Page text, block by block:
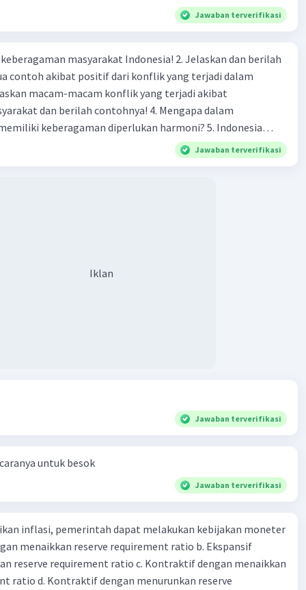
alasannya
Jawaban terverifikasi
masyarakat Indonesia! 2. Jelaskan dan berilah
contoh akibat positif dari konflik yang terjadi dalam
dan berilah contohnya! 4. Mengapa dalam
keberagaman diperlukan harmoni? 5. Indonesia
yang kaya akan keberagaman baik dilihat dari agama, suku,
Berdasarkan pernyataan tersebut, apa yang dapat
Jawaban terverifikasi
Iklan
Jawaban terverifikasi
untuk besok
Jawaban terverifikasi
inflasi, pemerintah dapat melakukan kebijakan moneter
menaikkan reserve requirement ratio b. Ekspansif
reserve requirement ratio c. Kontraktif dengan menaikkan
ratio d. Kontraktif dengan menurunkan reserve